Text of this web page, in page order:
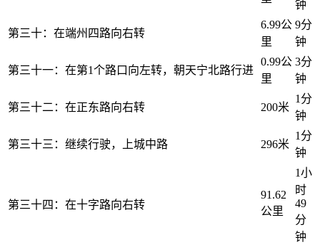
钟
第三十：在端州四路向右转
6.99公
里
9分
钟
第三十一：在第1个路口向左转，朝天宁北路行进
0.99公
里
3分
钟
第三十二：在正东路向右转 200米
1分
钟
第三十三：继续行驶，上城中路 296米
1分
钟
第三十四：在十字路向右转
91.62
公里
1小
时
49
分
钟